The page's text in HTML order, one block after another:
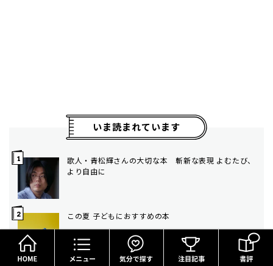
いま読まれています
歌人・青松輝さんの大切な本 斬新な表現 よむたび、
より自由に
この夏 子どもにおすすめの本